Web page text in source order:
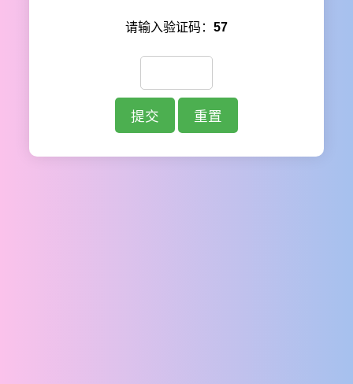
请输入验证码： 57
提交 重置